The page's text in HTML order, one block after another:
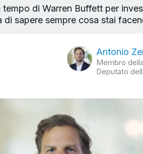
di Warren Buffett per
sapere sempre cosa stai
Antonio
Membro
Deputato